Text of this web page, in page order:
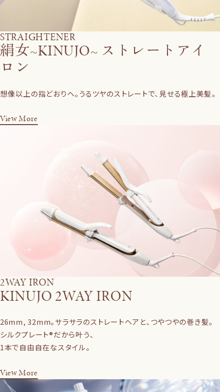
STRAIGHTENER
絹女~KINUJO~ ストレートアイ
ロン
想像以上の指どおりへ。うるツヤのストレートで、見せる極上美髪。
View More
2WAY IRON
KINUJO 2WAY IRON
26mm, 32mm。サラサラのストレートヘアと、つやつやの巻き髪。
シルクプレート®だから叶う、
1本で自由自在なスタイル。
View More